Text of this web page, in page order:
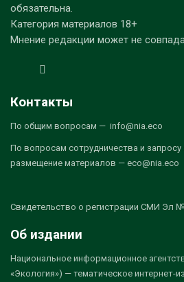
обязательна.
Категория материалов 18+
Мнение редакции может не
Контакты
По общим вопросам — info@nia.eco
По вопросам сотрудничества и запросу
размещение материалов — eco@nia.eco
Свидетельство о регистрации СМИ Эл
Об издании
Национальное информационное
«Экология») — тематическое интернет-